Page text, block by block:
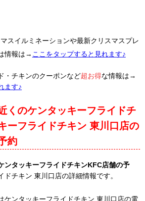
スイルミネーションや最新クリスマスプレ
情報は→ ここをタップすると見れます♪
・チキンのクーポンなど超お得な情報は→
ます♪
くのケンタッキーフライドチ
ーフライドチキン 東川口店の
約
ンタッキーフライドチキンKFC店舗の予
ドチキン 東川口店の詳細情報です。
ケンタッキーフライドチキン 東川口店の電